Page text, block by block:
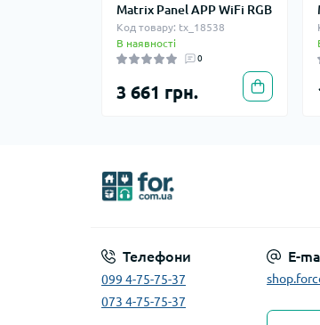
Matrix Panel APP WiFi RGB
Код товару: tx_18538
В наявності
0
3 661 грн.
Телефони
099 4-75-75-37
073 4-75-75-37
E-